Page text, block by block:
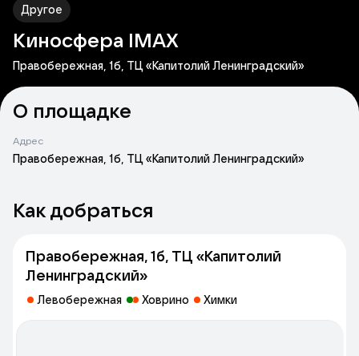
Другое
Киносфера IMAX
Правобережная, 1б, ТЦ «Капитолий Ленинградский»
О площадке
Адрес
Правобережная, 1б, ТЦ «Капитолий Ленинградский»
Как добраться
Правобережная, 1б, ТЦ «Капитолий
Ленинградский»
Левобережная Ховрино Химки